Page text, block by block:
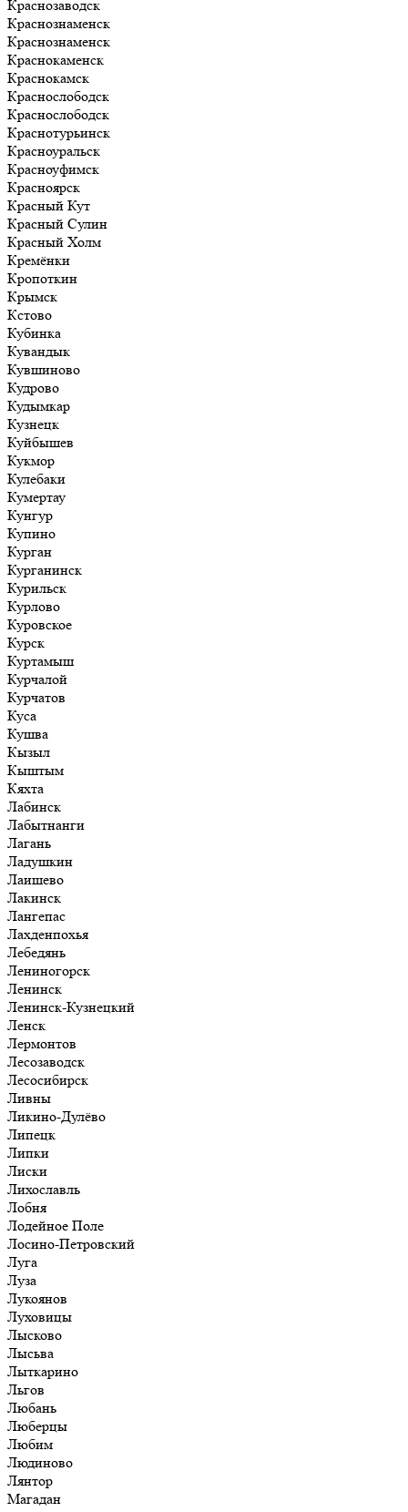
Краснозаводск
Краснознаменск
Краснознаменск
Краснокаменск
Краснокамск
Краснослободск
Краснослободск
Краснотурьинск
Красноуральск
Красноуфимск
Красноярск
Красный Кут
Красный Сулин
Красный Холм
Кремёнки
Кропоткин
Крымск
Кстово
Кубинка
Кувандык
Кувшиново
Кудрово
Кудымкар
Кузнецк
Куйбышев
Кукмор
Кулебаки
Кумертау
Кунгур
Купино
Курган
Курганинск
Курильск
Курлово
Куровское
Курск
Куртамыш
Курчалой
Курчатов
Куса
Кушва
Кызыл
Кыштым
Кяхта
Лабинск
Лабытнанги
Лагань
Ладушкин
Лаишево
Лакинск
Лангепас
Лахденпохья
Лебедянь
Лениногорск
Ленинск
Ленинск-Кузнецкий
Ленск
Лермонтов
Лесозаводск
Лесосибирск
Ливны
Ликино-Дулёво
Липецк
Липки
Лиски
Лихославль
Лобня
Лодейное Поле
Лосино-Петровский
Луга
Луза
Лукоянов
Луховицы
Лысково
Лысьва
Лыткарино
Льгов
Любань
Люберцы
Любим
Людиново
Лянтор
Магадан